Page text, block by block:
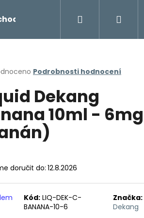
Napište nám
Podrobnosti hodnocení
Dekang
10ml - 6mg
doručit do: 12.8.2026
Kód: LIQ-DEK-C-
BANANA-10-6
Značka:
Dekang